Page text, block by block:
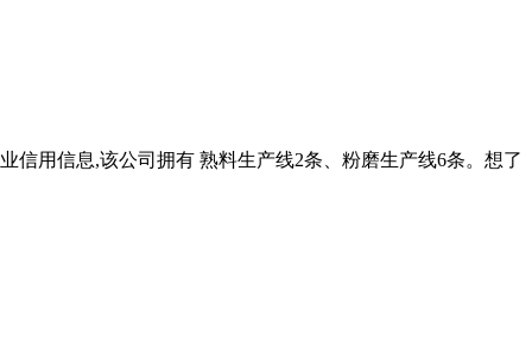
信用信息,该公司拥有 熟料生产线2条、粉磨生产线6条。想了